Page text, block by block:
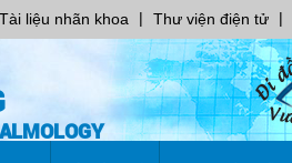
Tài liệu nhãn khoa | Thư viện điện tử |